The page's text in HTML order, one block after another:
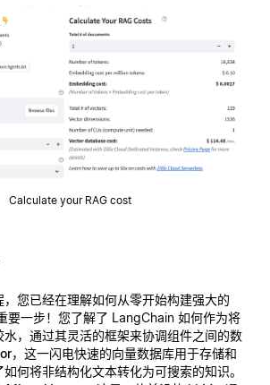
Calculate your RAG cost
您已经在理解如何从零开始构建强大的
要一步！您了解了 LangChain 如何作为将
，通过其灵活的框架来协调组件之间的数
，这一闪电快速的向量数据库用于存储和
何将非结构化文本转化为可搜索的知识。